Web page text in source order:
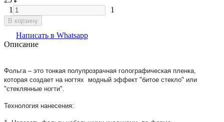
1
1
В корзину
Написать в Whatsapp
Описание
Фольга – это тонкая полупрозрачная голографическая пленка,
которая создает на ногтях модный эффект "битое стекло" или
"стеклянные ногти".
Технология нанесения: